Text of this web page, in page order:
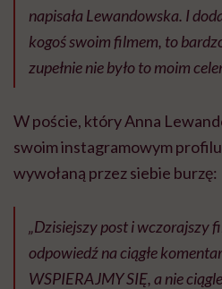
napisała Lewandowska. I
kogoś swoim filmem, to
zupełnie nie było to moim
W poście, który Anna
swoim instagramowym
wywołaną przez siebie burzę:
„Dzisiejszy post i wczorajszy
odpowiedź na ciągłe
WSPIERAJMY SIĘ, a nie